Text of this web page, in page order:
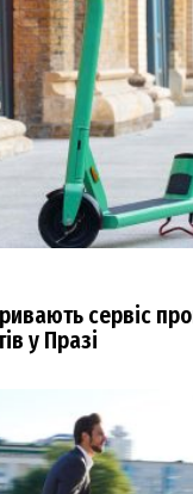
сервіс
у Празі